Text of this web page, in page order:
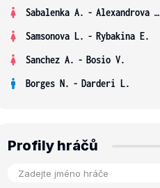
Sabalenka A. - Alexandrova E.
Samsonova L. - Rybakina E.
Sanchez A. - Bosio V.
Borges N. - Darderi L.
Profily hráčů